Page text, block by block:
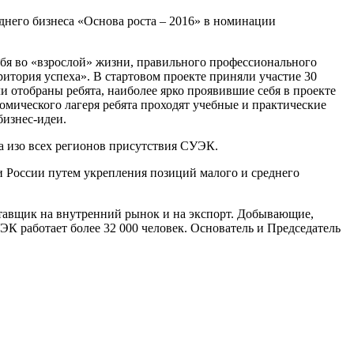
бизнеса «Основа роста – 2016» в номинации
во «взрослой» жизни, правильного профессионального
успеха». В стартовом проекте приняли участие 30
ребята, наиболее ярко проявившие себя в проекте
лагеря ребята проходят учебные и практические
идеи.
изо всех регионов присутствия СУЭК.
путем укрепления позиций малого и среднего
на внутренний рынок и на экспорт. Добывающие,
более 32 000 человек. Основатель и Председатель